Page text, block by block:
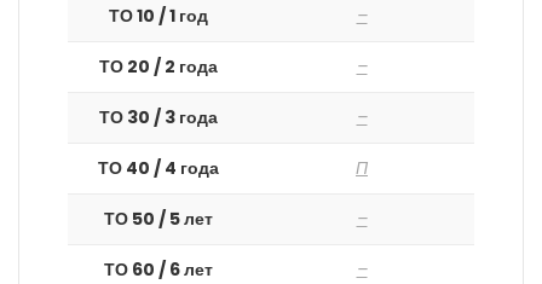
ТО 10 / 1 год –
ТО 20 / 2 года –
ТО 30 / 3 года –
ТО 40 / 4 года П
ТО 50 / 5 лет –
ТО 60 / 6 лет –